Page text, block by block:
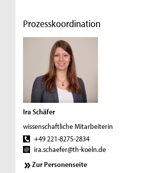
Prozesskoordination
Ira Schäfer
wissenschaftliche Mitarbeiterin
+49 221-8275-2834
ira.schaefer@th-koeln.de
Zur Personenseite